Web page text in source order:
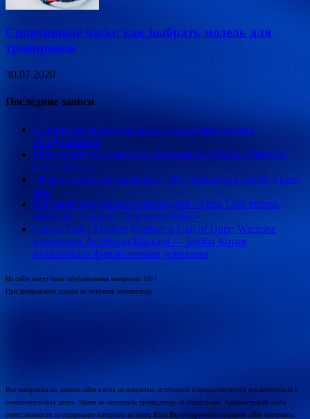
Спортивные часы: как выбрать модель для
тренировок
30.07.2020
Последние записи
Плющенко решил попросить министра спорта
об одолжении
Организаторы изменили правила боя Майка Тайсона
и Роя Джонса
«Как в советские времена»: ISU определил судьбу Гран-
при
Microsoft продолжает ребрендинг: Xbox Live теперь
именуют «онлайн-сервисом Xbox»
Call of Duty: Modern Warfare и Call of Duty: Warzone
озолотили Activision Blizzard — Бобби Котик
похвастался финансовыми успехами
На сайте могут быть опубликованы материалы 18+!
При цитировании ссылка на источник обязательна.
Все материалы на данном сайте взяты из открытых источников и предоставляются исключительно в
ознакомительных целях. Права на материалы принадлежат их владельцам. Администрация сайта
ответственности за содержание материала не несет. Если Вы обнаружили на нашем сайте материалы,